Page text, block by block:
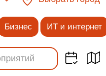
Бизнес ИТ и интернет